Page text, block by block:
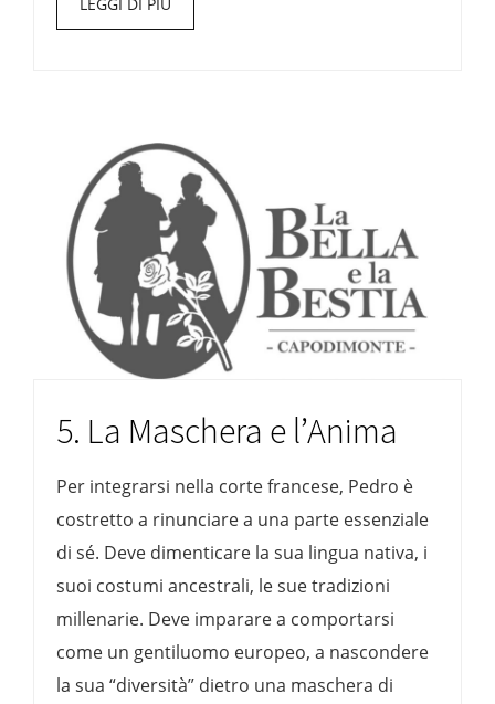
5. La Maschera e l’Anima
Per integrarsi nella corte francese, Pedro è
costretto a rinunciare a una parte essenziale
di sé. Deve dimenticare la sua lingua nativa, i
suoi costumi ancestrali, le sue tradizioni
millenarie. Deve imparare a comportarsi
come un gentiluomo europeo, a nascondere
la sua “diversità” dietro una maschera di